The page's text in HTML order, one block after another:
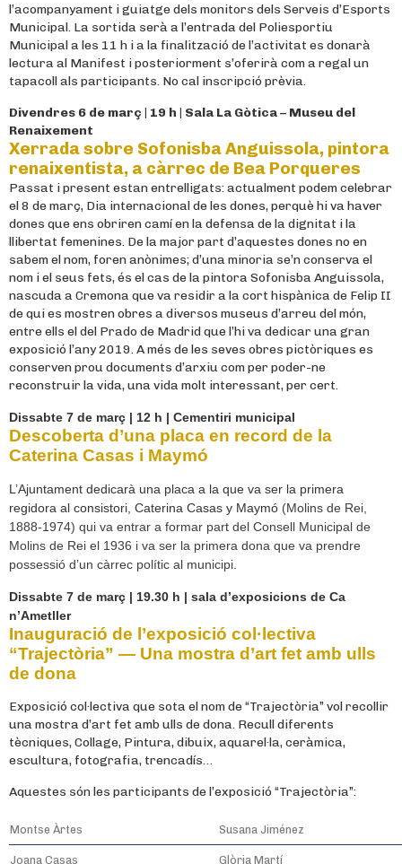
l’acompanyament i guiatge dels monitors dels Serveis d’Esports
Municipal. La sortida serà a l’entrada del Poliesportiu
Municipal a les 11 h i a la finalització de l’activitat es donarà
lectura al Manifest i posteriorment s’oferirà com a regal un
tapacoll als participants. No cal inscripció prèvia.
Divendres 6 de març | 19 h | Sala La Gòtica – Museu del
Renaixement
Xerrada sobre Sofonisba Anguissola, pintora
renaixentista, a càrrec de Bea Porqueres
Passat i present estan entrelligats: actualment podem celebrar
el 8 de març, Dia internacional de les dones, perquè hi va haver
dones que ens obriren camí en la defensa de la dignitat i la
llibertat femenines. De la major part d’aquestes dones no en
sabem el nom, foren anònimes; d’una minoria se’n conserva el
nom i el seus fets, és el cas de la pintora Sofonisba Anguissola,
nascuda a Cremona que va residir a la cort hispànica de Felip II
de qui es mostren obres a diversos museus d’arreu del món,
entre ells el del Prado de Madrid que l’hi va dedicar una gran
exposició l’any 2019. A més de les seves obres pictòriques es
conserven prou documents d’arxiu com per poder-ne
reconstruir la vida, una vida molt interessant, per cert.
Dissabte 7 de març | 12 h | Cementiri municipal
Descoberta d’una placa en record de la
Caterina Casas i Maymó
L’Ajuntament dedicarà una placa a la que va ser la primera
regidora al consistori, Caterina Casas y Maymó (Molins de Rei,
1888-1974) qui va entrar a formar part del Consell Municipal de
Molins de Rei el 1936 i va ser la primera dona que va prendre
possessió d’un càrrec polític al municipi.
Dissabte 7 de març | 19.30 h | sala d’exposicions de Ca
n’Ametller
Inauguració de l’exposició col·lectiva
“Trajectòria” — Una mostra d’art fet amb ulls
de dona
Exposició col·lectiva que sota el nom de “Trajectòria” vol recollir
una mostra d’art fet amb ulls de dona. Recull diferents
tècniques, Collage, Pintura, dibuix, aquarel·la, ceràmica,
escultura, fotografia, trencadís…
Aquestes són les participants de l’exposició “Trajectòria”:
Montse Àrtes Susana Jiménez
Joana Casas Glòria Martí